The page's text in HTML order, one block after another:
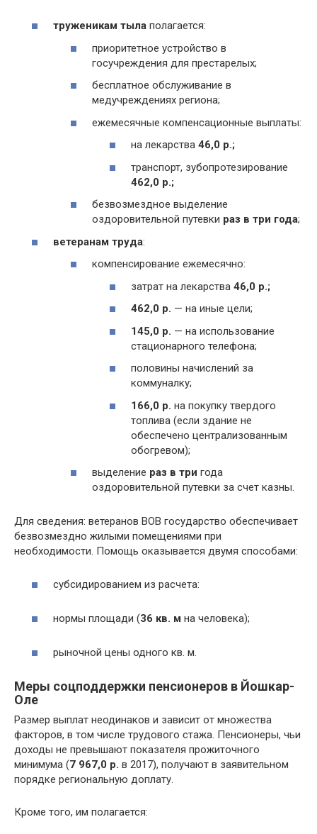
труженикам тыла полагается:
приоритетное устройство в
госучреждения для престарелых;
бесплатное обслуживание в
медучреждениях региона;
ежемесячные компенсационные выплаты:
на лекарства 46,0 р.;
транспорт, зубопротезирование
462,0 р.;
безвозмездное выделение
оздоровительной путевки раз в три года;
ветеранам труда:
компенсирование ежемесячно:
затрат на лекарства 46,0 р.;
462,0 р. — на иные цели;
145,0 р. — на использование
стационарного телефона;
половины начислений за
коммуналку;
166,0 р. на покупку твердого
топлива (если здание не
обеспечено централизованным
обогревом);
выделение раз в три года
оздоровительной путевки за счет казны.
Для сведения: ветеранов ВОВ государство обеспечивает
безвозмездно жилыми помещениями при
необходимости. Помощь оказывается двумя способами:
субсидированием из расчета:
нормы площади (36 кв. м на человека);
рыночной цены одного кв. м.
Меры соцподдержки пенсионеров в Йошкар-
Оле
Размер выплат неодинаков и зависит от множества
факторов, в том числе трудового стажа. Пенсионеры, чьи
доходы не превышают показателя прожиточного
минимума (7 967,0 р. в 2017), получают в заявительном
порядке региональную доплату.
Кроме того, им полагается: